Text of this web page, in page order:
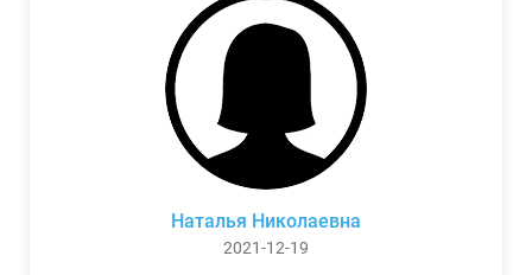
Наталья Николаевна
2021-12-19